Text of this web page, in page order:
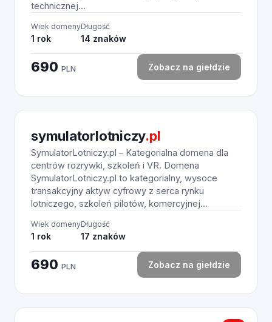
technicznej...
Wiek domeny
1 rok
Długość
14 znaków
690 PLN Zobacz na giełdzie
symulatorlotniczy.pl
SymulatorLotniczy.pl – Kategorialna domena dla
centrów rozrywki, szkoleń i VR. Domena
SymulatorLotniczy.pl to kategorialny, wysoce
transakcyjny aktyw cyfrowy z serca rynku
lotniczego, szkoleń pilotów, komercyjnej...
Wiek domeny
1 rok
Długość
17 znaków
690 PLN Zobacz na giełdzie